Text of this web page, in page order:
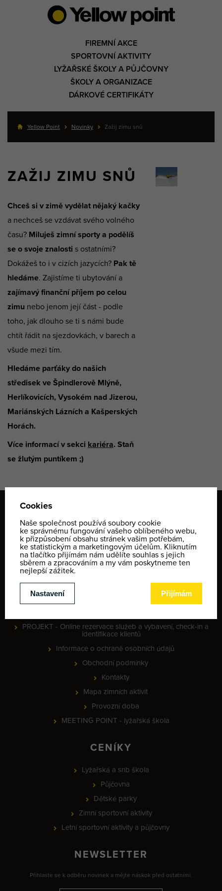
FIREMNÍ AKCE
SPORTOVNÍ AKTIVITY
LYŽAŘSKÉ ŠKOLY A PŮJČOVNY
ŠKOLY A ORGANIZACE
DÁRKOVÉ CERTIFIKÁTY
Yellow Point Novinky Zažij zimu snů
ZAŽIJ ZIMU SNŮ
Chceš si v zimě vydělat nějaký kačky
a nechceš se vzdávat svého volného
času? Miluješ zimní sporty a podělíš
se o svoje znalosti s ostatními?
Dokážeš to i v cizích jazycích? Pak tě
hledáme. Zajistíme ti ubytování a
zajímavý finanční příjem po celou
zimu nebo jenom její část - podle
toho, jak dlouho se ti s námi bude
chtít řádit na sjezdovkách, v barech a
všude mezi tím.
Hledáme parťáky do našich
středisek ve Špindlerově Mlýně,
Herlíkovicích, Vysokém nad Jizerou,
Mariánských Lázních a Kašperských
Horách.
Více informací v sekci kariéra. Staň
se žlutým puntíkem ;)
WEB
Yellow Point
Kariéra
PROJEKT - Online rezervace služeb a vybavení, check-in a
identifikace klientů
Informace o ochraně osobních údajů
Obchodní podmínky
Kontakty
Mapa zimních aktivit
Provozní doba
MEETING POINT - lyžařská škola
CENÍKY
Lyžařská a snb škola
Půjčovna
Dětské parky
Zimní sportovní aktivity
Letní sportovní aktivity a půjčovny
NEWSLETTER
Přihlaste se k odběru novinek a mějte náskok před ostatními.